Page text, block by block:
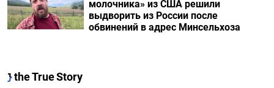
молочника» из США решили
выдворить из России после
обвинений в адрес Минсельхоза